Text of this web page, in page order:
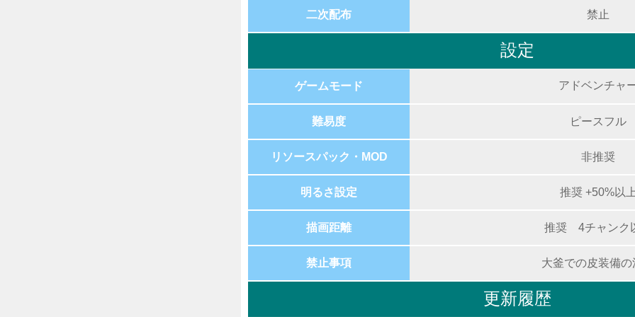
二次配布 禁止
設定
ゲームモード アドベンチャ
難易度 ピースフル
リソースパック・MOD 非推奨
明るさ設定 推奨 +50%以
描画距離 推奨 4チャンク
禁止事項 大釜での皮装備の
更新履歴